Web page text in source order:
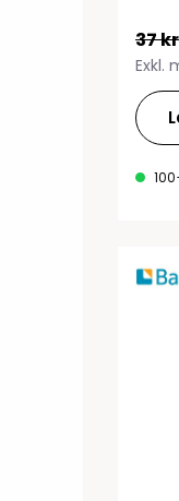
37 kr
Exkl.